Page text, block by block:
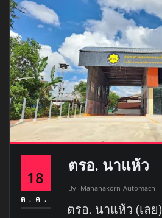
18
ต.ค.
ตรอ. นาแห้ว
By Mahanakorn-Automach
ตรอ. นาแห้ว (เลย)